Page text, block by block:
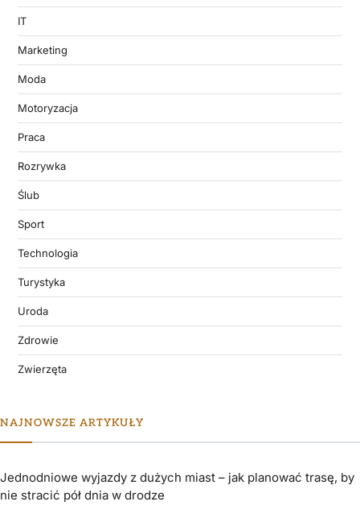
IT
Marketing
Moda
Motoryzacja
Praca
Rozrywka
Ślub
Sport
Technologia
Turystyka
Uroda
Zdrowie
Zwierzęta
NAJNOWSZE ARTYKUŁY
Jednodniowe wyjazdy z dużych miast – jak planować trasę, by
nie stracić pół dnia w drodze